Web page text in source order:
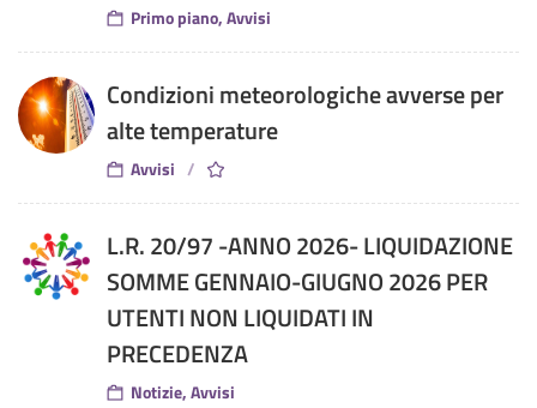
Primo piano, Avvisi
Condizioni meteorologiche avverse per
alte temperature
Avvisi
L.R. 20/97 -ANNO 2026- LIQUIDAZIONE
SOMME GENNAIO-GIUGNO 2026 PER
UTENTI NON LIQUIDATI IN
PRECEDENZA
Notizie, Avvisi